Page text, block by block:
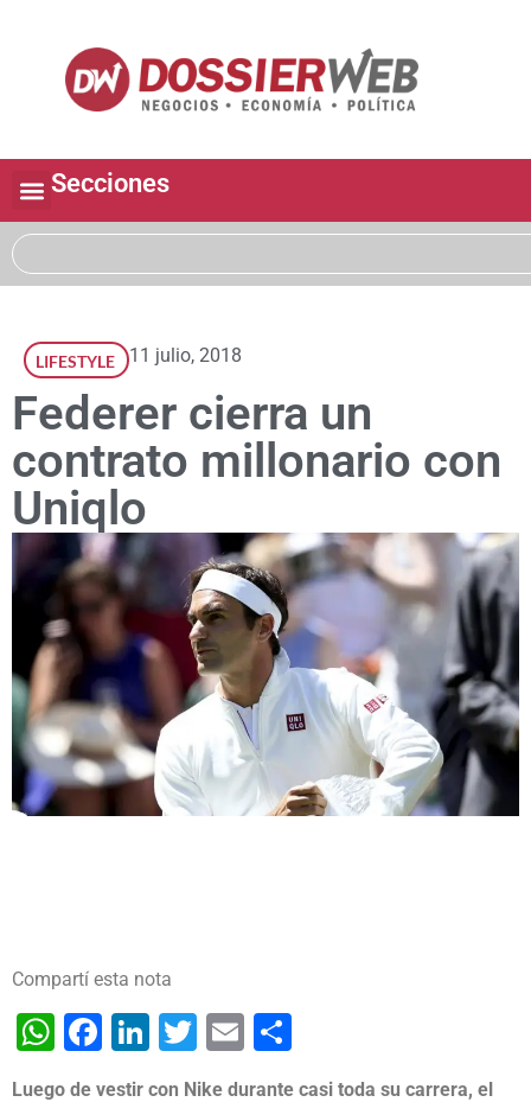
Secciones
LIFESTYLE 11 julio, 2018
Federer cierra un
contrato millonario con
Uniqlo
Compartí esta nota
WhatsApp
Facebook
LinkedIn
Twitter
Email
Luego de vestir con Nike durante casi toda su carrera, el